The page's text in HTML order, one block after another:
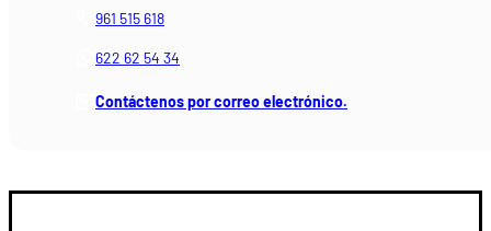
961 515 618
622 62 54 34
Contáctenos por correo electrónico.